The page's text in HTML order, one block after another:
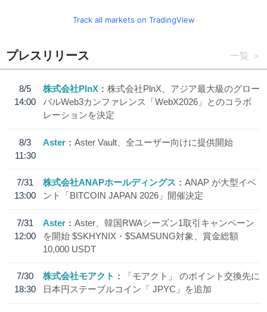
Track all markets on TradingView
プレスリリース 一覧
8/5
14:00
株式会社PlnX
株式会社PlnX、アジア最大級のグロー
バルWeb3カンファレンス「WebX2026」とのコラボ
レーションを決定
8/3
11:30
Aster Aster Vault、全ユーザー向けに提供開始
7/31
13:00
株式会社ANAPホールディングス
ANAP が大型イベ
ント「BITCOIN JAPAN 2026」開催決定
7/31
12:00
Aster
Aster、韓国RWAシーズン1取引キャンペーン
を開始 $SKHYNIX・$SAMSUNG対象、賞金総額
10,000 USDT
7/30
18:30
株式会社モアクト
「モアクト」 のポイント交換先に
日本円ステーブルコイン「 JPYC」を追加